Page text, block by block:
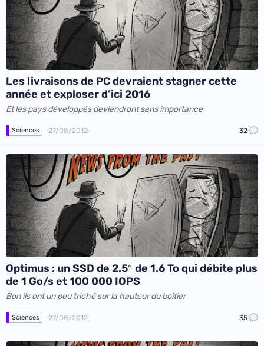
Les livraisons de PC devraient stagner cette
année et exploser d’ici 2016
Et les pays développés deviendront sans importance
Sciences 27/08/2012 32
Optimus : un SSD de 2.5″ de 1.6 To qui débite plus
de 1 Go/s et 100 000 IOPS
Bon ils ont un peu triché sur la hauteur du boîtier
Sciences 27/08/2012 35